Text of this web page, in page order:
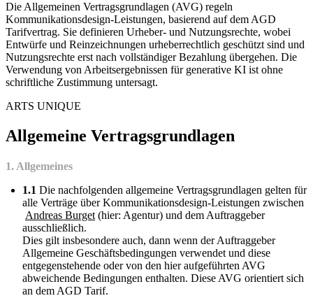
Die Allgemeinen Vertragsgrundlagen (AVG) regeln
Kommunikationsdesign-Leistungen, basierend auf dem AGD
Tarifvertrag. Sie definieren Urheber- und Nutzungsrechte, wobei
Entwürfe und Reinzeichnungen urheberrechtlich geschützt sind und
Nutzungsrechte erst nach vollständiger Bezahlung übergehen. Die
Verwendung von Arbeitsergebnissen für generative KI ist ohne
schriftliche Zustimmung untersagt.
ARTS UNIQUE
Allgemeine Vertragsgrundlagen
1. Allgemeines
1.1 Die nachfolgenden allgemeine Vertragsgrundlagen gelten für
alle Verträge über Kommunikationsdesign-Leistungen zwischen
Andreas Burget (hier: Agentur) und dem Auftraggeber
ausschließlich.
Dies gilt insbesondere auch, dann wenn der Auftraggeber
Allgemeine Geschäftsbedingungen verwendet und diese
entgegenstehende oder von den hier aufgeführten AVG
abweichende Bedingungen enthalten. Diese AVG orientiert sich
an dem AGD Tarif.